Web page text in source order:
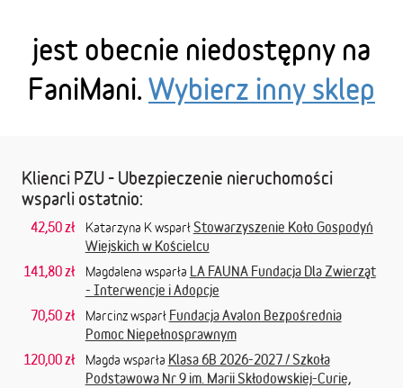
jest obecnie niedostępny na
FaniMani. Wybierz inny sklep
Klienci PZU - Ubezpieczenie nieruchomości
wsparli ostatnio:
42,50 zł Katarzyna K wsparł Stowarzyszenie Koło Gospodyń
Wiejskich w Kościelcu
141,80 zł
Magdalena wsparła LA FAUNA Fundacja Dla Zwierząt
- Interwencje i Adopcje
70,50 zł
Marcinz wsparł Fundacja Avalon Bezpośrednia
Pomoc Niepełnosprawnym
120,00 zł
Magda wsparła Klasa 6B 2026-2027 / Szkoła
Podstawowa Nr 9 im. Marii Skłodowskiej-Curie,